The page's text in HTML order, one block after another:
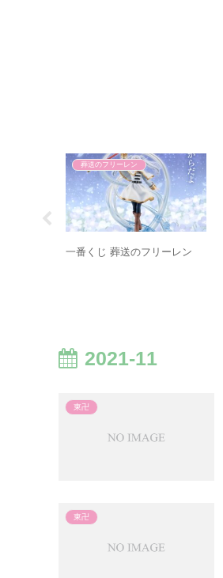
葬送のフリーレン
一番くじ 葬送のフリーレン
2021-11
東卍
東卍